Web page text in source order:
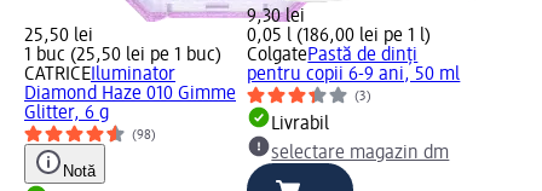
25,50 lei
1 buc (25,50 lei pe 1 buc)
CATRICE Iluminator
Diamond Haze 010 Gimme
Glitter, 6 g
(98)
Notă
9,30 lei
0,05 l (186,00 lei pe 1 l)
ColgatePastă de dinți
pentru copii 6-9 ani, 50 ml
(3)
Livrabil
selectare magazin dm